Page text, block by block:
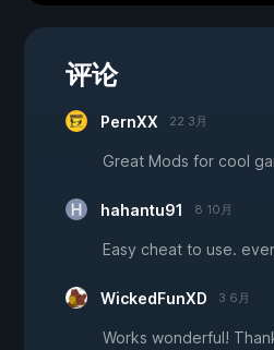
评论
PernXX 22 3月
Great Mods for cool
hahantu91 8 10月
Easy cheat to use.
WickedFunXD 3 6月
Works wonderful!